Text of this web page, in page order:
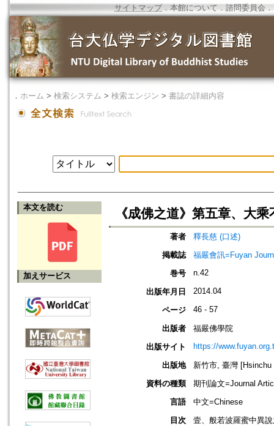
サイトマップ．本館について ． 諮問委員会 ．
． ホーム > 検索システム > 検索エンジン > 書誌の詳細内容
本文を読む
加えサービス
《成佛之道》第五章、大
著者
釋長慈 (口述)
掲載誌
福嚴會訊=Fuyan
巻号
n.42
出版年月日 2014.04
ページ 46 - 57
出版者
福嚴佛學院
出版サイト
https://
出版地
新竹市, 臺灣 [Hsinchu
資料の種類
期刊論文=Journal
言語
中文=Chinese
目次
壹、般若波羅蜜中異